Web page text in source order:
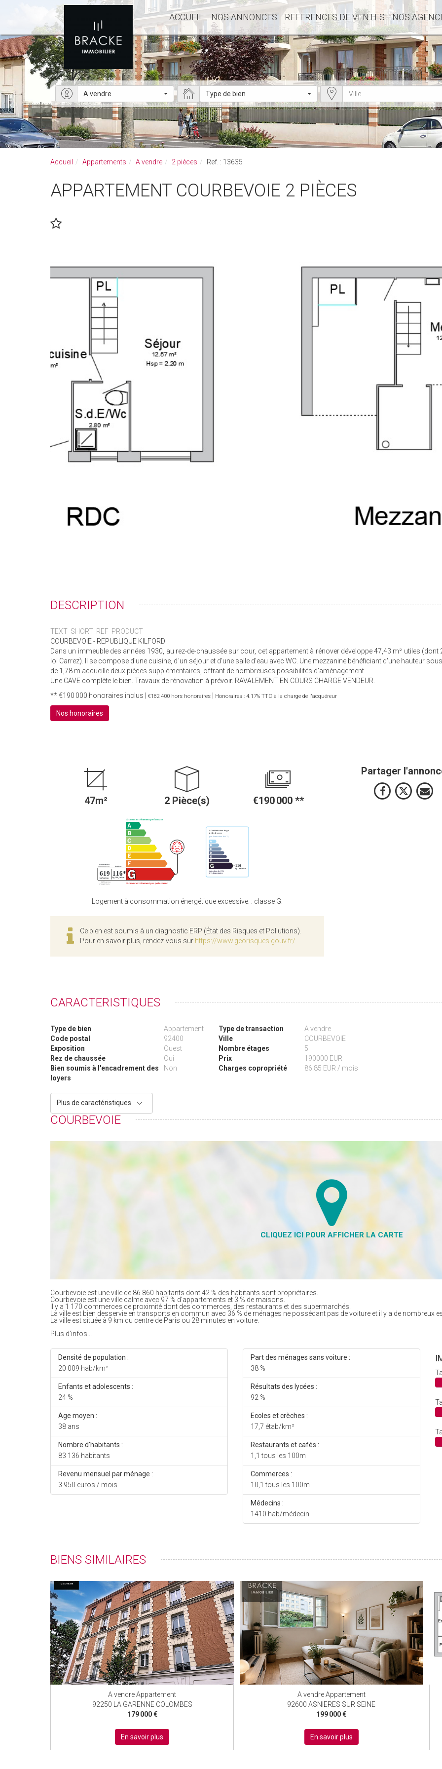
ACCUEIL NOS ANNONCES REFERENCES DE VENTES NOS
A vendre Type de bien
Accueil Appartements A vendre 2 pièces Ref. : 13635
APPARTEMENT COURBEVOIE 2 PIÈCES
DESCRIPTION
TEXT_SHORT_REF_PRODUCT
COURBEVOIE - REPUBLIQUE KILFORD
Dans un immeuble des années 1930, au rez-de-chaussée sur cour, cet appartement à rénover développe 47,43 m² utiles (dont
loi Carrez). Il se compose d'une cuisine, d'un séjour et d'une salle d'eau avec WC. Une mezzanine bénéficiant d'une hauteur
de 1,78 m accueille deux pièces supplémentaires, offrant de nombreuses possibilités d'aménagement.
Une CAVE complète le bien. Travaux de rénovation à prévoir. RAVALEMENT EN COURS CHARGE VENDEUR.
** €190 000 honoraires inclus €182 400 hors honoraires Honoraires : 4.17% TTC à la charge de l'acquéreur
Nos honoraires
47m² 2 Pièce(s) €190 000 **
Logement à consommation énergétique excessive. : classe G.
Ce bien est soumis à un diagnostic ERP (État des Risques et Pollutions).
Pour en savoir plus, rendez-vous sur https://www.georisques.gouv.fr/
Partager
CARACTERISTIQUES
Type de bien
Appartement
Code postal
92400
Exposition
Ouest
Rez de chaussée
Oui
Bien soumis à l'encadrement des
loyers
Non
Type de transaction
A vendre
Ville
COURBEVOIE
Nombre étages
5
Prix
190000 EUR
Charges copropriété
86.85 EUR / mois
Plus de caractéristiques
COURBEVOIE
Courbevoie est une ville de 86 860 habitants dont 42 % des habitants sont propriétaires.
Courbevoie est une ville calme avec 97 % d'appartements et 3 % de maisons.
Il y a 1 170 commerces de proximité dont des commerces, des restaurants et des supermarchés.
La ville est bien desservie en transports en commun avec 36 % de ménages ne possédant pas de voiture et il y a de nombreux
La ville est située à 9 km du centre de Paris ou 28 minutes en voiture.
Plus d'infos...
Densité de population :
20 009 hab/km²
Enfants et adolescents :
24 %
Age moyen :
38 ans
Nombre d'habitants :
83 136 habitants
Revenu mensuel par ménage :
3 950 euros / mois
Part des ménages sans voiture :
38 %
Résultats des lycées :
92 %
Ecoles et crèches :
17,7 étab/km²
Restaurants et cafés :
1,1 tous les 100m
Commerces :
10,1 tous les 100m
Médecins :
1410 hab/médecin
BIENS SIMILAIRES
A vendre Appartement
92250 LA GARENNE COLOMBES
179 000 €
En savoir plus
A vendre Appartement
92600 ASNIERES SUR SEINE
199 000 €
En savoir plus